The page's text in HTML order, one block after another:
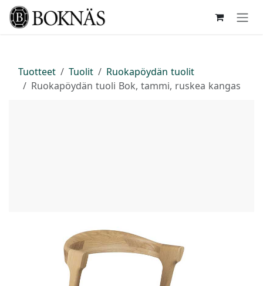
Siirry sisältöön
Tuotteet Tuolit
Ruokapöydän tuolit
Ruokapöydän tuoli Bok, tammi, ruskea kangas